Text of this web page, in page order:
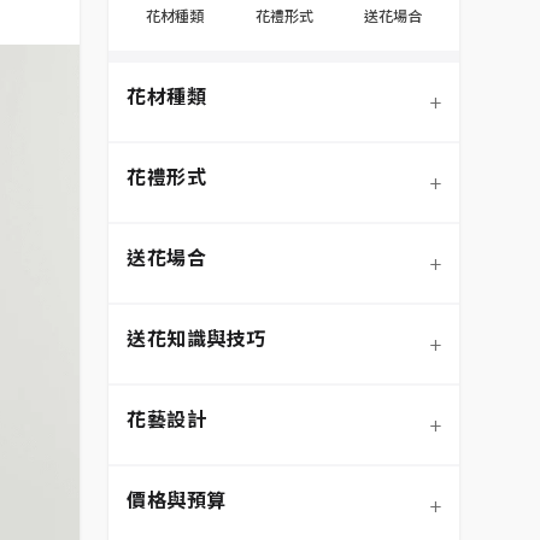
花材種類 花禮形式 送花場合
花材種類 +
蘭花
花禮形式 +
永生花/不凋花
送花場合 +
送花知識與技巧 +
花藝設計 +
價格與預算 +